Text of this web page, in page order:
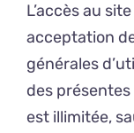
L’accès au
acceptation
générales
des
est illimitée,